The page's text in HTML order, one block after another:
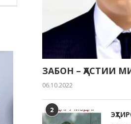
ҶАВОНОН — НЕРУИ ЭҲЁГАР
22.05.2026
ЗАБОН – ҲАСТИИ
06.10.2022
2